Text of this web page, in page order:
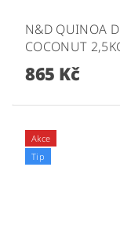
N&D QUINOA
COCONUT
865 Kč
Akce
Tip